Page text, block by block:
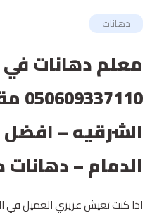
دهانات
معلم دهانات في
الشرقيه –
الدمام – دهانات
اذا كنت تعيش عزيزي العميل في